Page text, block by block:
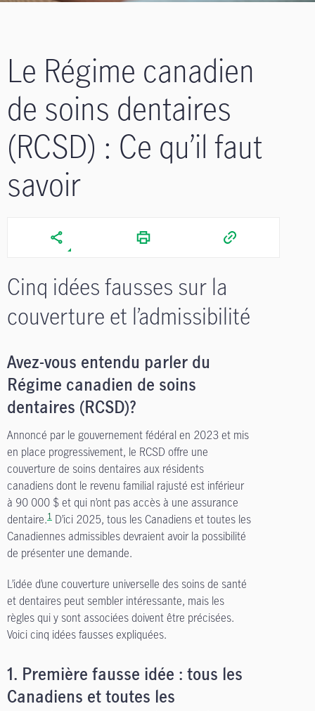
Le Régime canadien
de soins dentaires
(RCSD) : Ce qu’il faut
savoir
Cinq idées fausses sur la
couverture et l’admissibilité
Avez-vous entendu parler du
Régime canadien de soins
dentaires (RCSD)?
Annoncé par le gouvernement fédéral en 2023 et mis
en place progressivement, le RCSD offre une
couverture de soins dentaires aux résidents
canadiens dont le revenu familial rajusté est inférieur
à 90 000 $ et qui n’ont pas accès à une assurance
dentaire.1 D’ici 2025, tous les Canadiens et toutes les
Canadiennes admissibles devraient avoir la possibilité
de présenter une demande.
L’idée d’une couverture universelle des soins de santé
et dentaires peut sembler intéressante, mais les
règles qui y sont associées doivent être précisées.
Voici cinq idées fausses expliquées.
1. Première fausse idée : tous les
Canadiens et toutes les